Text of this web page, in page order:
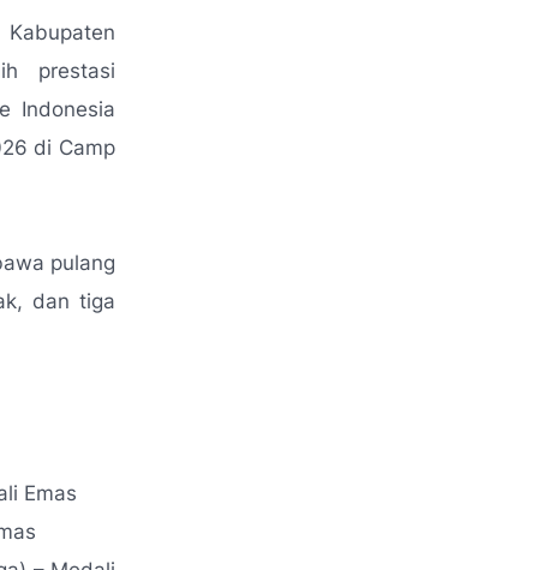
prestasi
Indonesia
di Camp
pulang
dan tiga
Emas